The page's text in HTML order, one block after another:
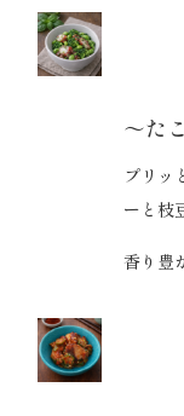
～た
プリッ
ーと枝
香り豊